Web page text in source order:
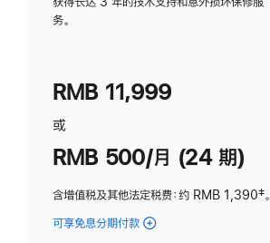
务。
RMB 11,999
或
RMB 500/月 (24 期)
含增值税及其他法定税费：约 RMB 1,390脚
‡。
可享免息分期付款 (Studio